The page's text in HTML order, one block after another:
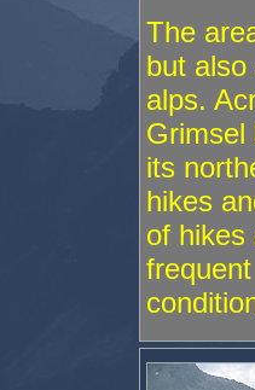
The
but
alps.
Grimsel
its
hikes
of hikes